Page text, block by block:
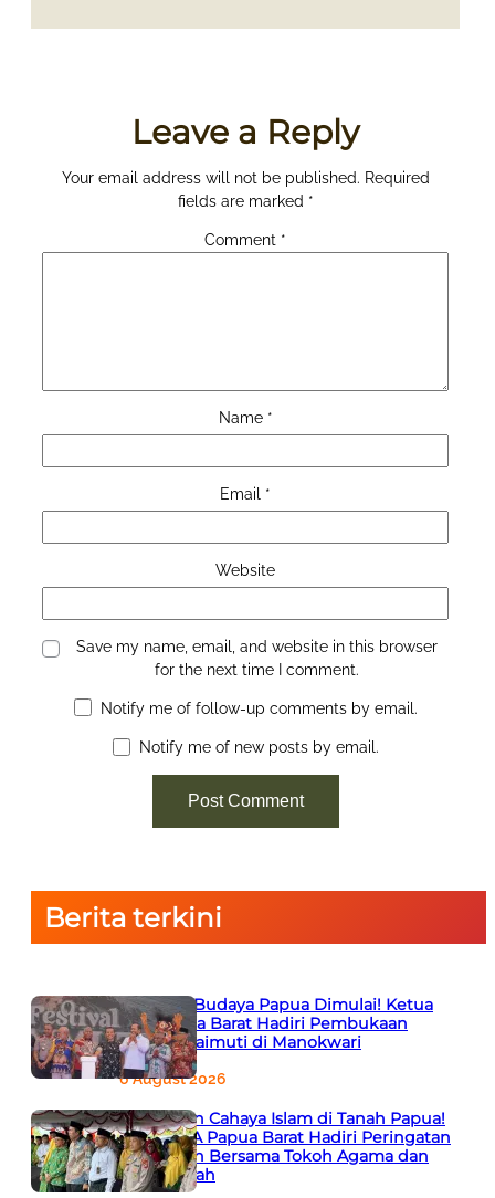
Leave a Reply
Your email address will not be published. Required
fields are marked *
Comment *
Name *
Email *
Website
Save my name, email, and website in this browser
for the next time I comment.
Notify me of follow-up comments by email.
Notify me of new posts by email.
Berita terkini
Semarak Budaya Papua Dimulai! Ketua
PTA Papua Barat Hadiri Pembukaan
Festival Raimuti di Manokwari
6 August 2026
666 Tahun Cahaya Islam di Tanah Papua!
Ketua PTA Papua Barat Hadiri Peringatan
Bersejarah Bersama Tokoh Agama dan
Pemerintah